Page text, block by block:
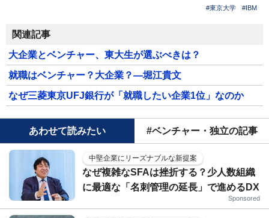
#東京大学 #IBM
関連記事
大企業とベンチャー、東大生が選ぶべきは？
就職はベンチャー？大企業？―堀江貴文
なぜ三菱東京UFJ銀行が「就職したい企業1位」なのか
あわせて読みたい #ベンチャー・独立の記事
中堅企業にリーズナブルな新提案
なぜ複雑なSFAは挫折する？少人数組織
に最適な「名刺管理の延長」で進めるDX
Sponsored